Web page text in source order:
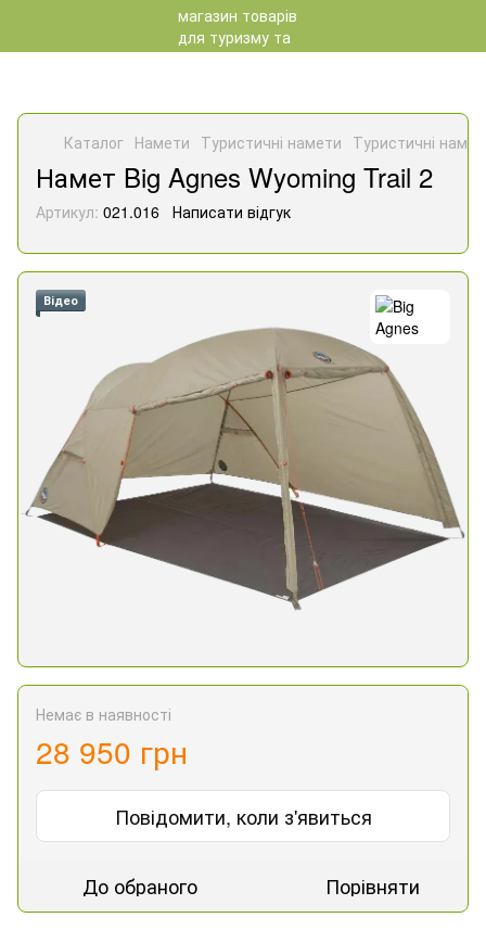
Каталог Намети Туристичні намети Туристичні
Намет Big Agnes Wyoming Trail 2
Артикул: 021.016 Написати відгук
Відео
Немає в наявності
28 950 грн
Повідомити, коли з'явиться
До обраного Порівняти